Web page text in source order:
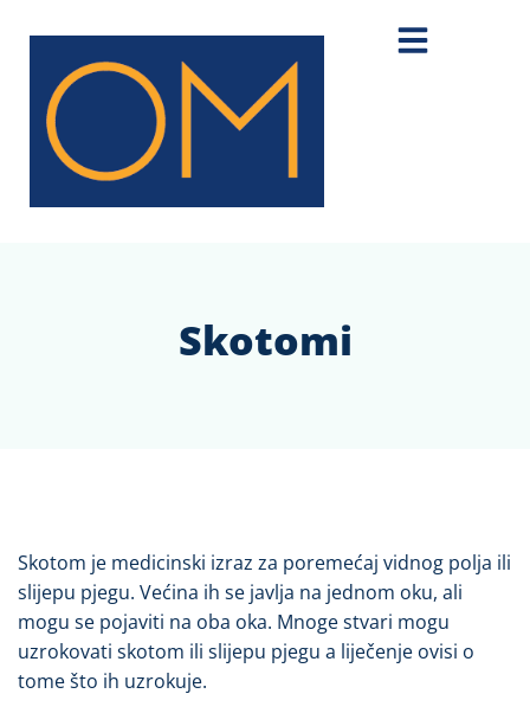
Skotomi
Skotom je medicinski izraz za poremećaj vidnog polja ili
slijepu pjegu. Većina ih se javlja na jednom oku, ali
mogu se pojaviti na oba oka. Mnoge stvari mogu
uzrokovati skotom ili slijepu pjegu a liječenje ovisi o
tome što ih uzrokuje.